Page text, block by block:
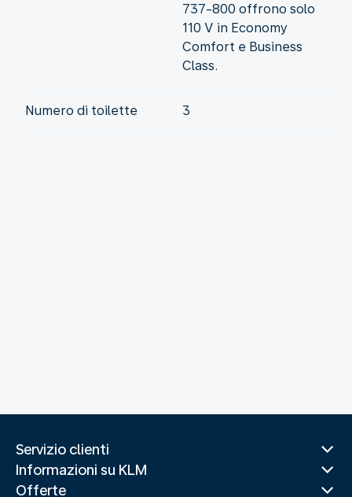
737-800 offrono solo
110 V in Economy
Comfort e Business
Class.
Numero di toilette 3
Servizio clienti
Informazioni su KLM
Offerte